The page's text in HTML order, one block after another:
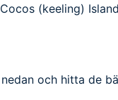
(keeling)
och hitta de